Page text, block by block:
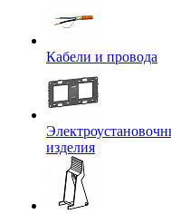
Кабели и провода
изделия